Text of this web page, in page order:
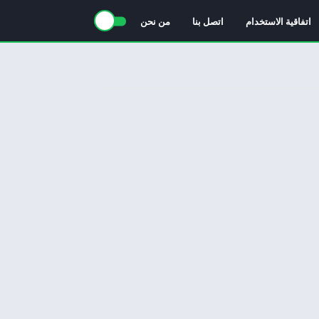
اتفاقية الاستخدام اتصل بنا من نحن